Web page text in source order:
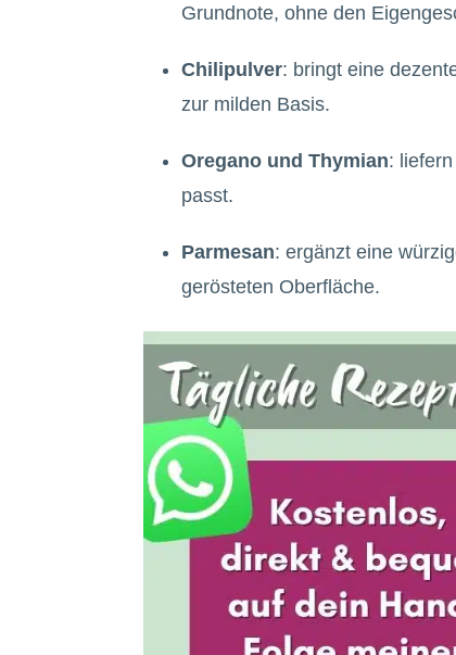
Grundnote, ohne den
Chilipulver: bringt eine
zur milden Basis.
Oregano und Thymian:
passt.
Parmesan: ergänzt eine
gerösteten Oberfläche.